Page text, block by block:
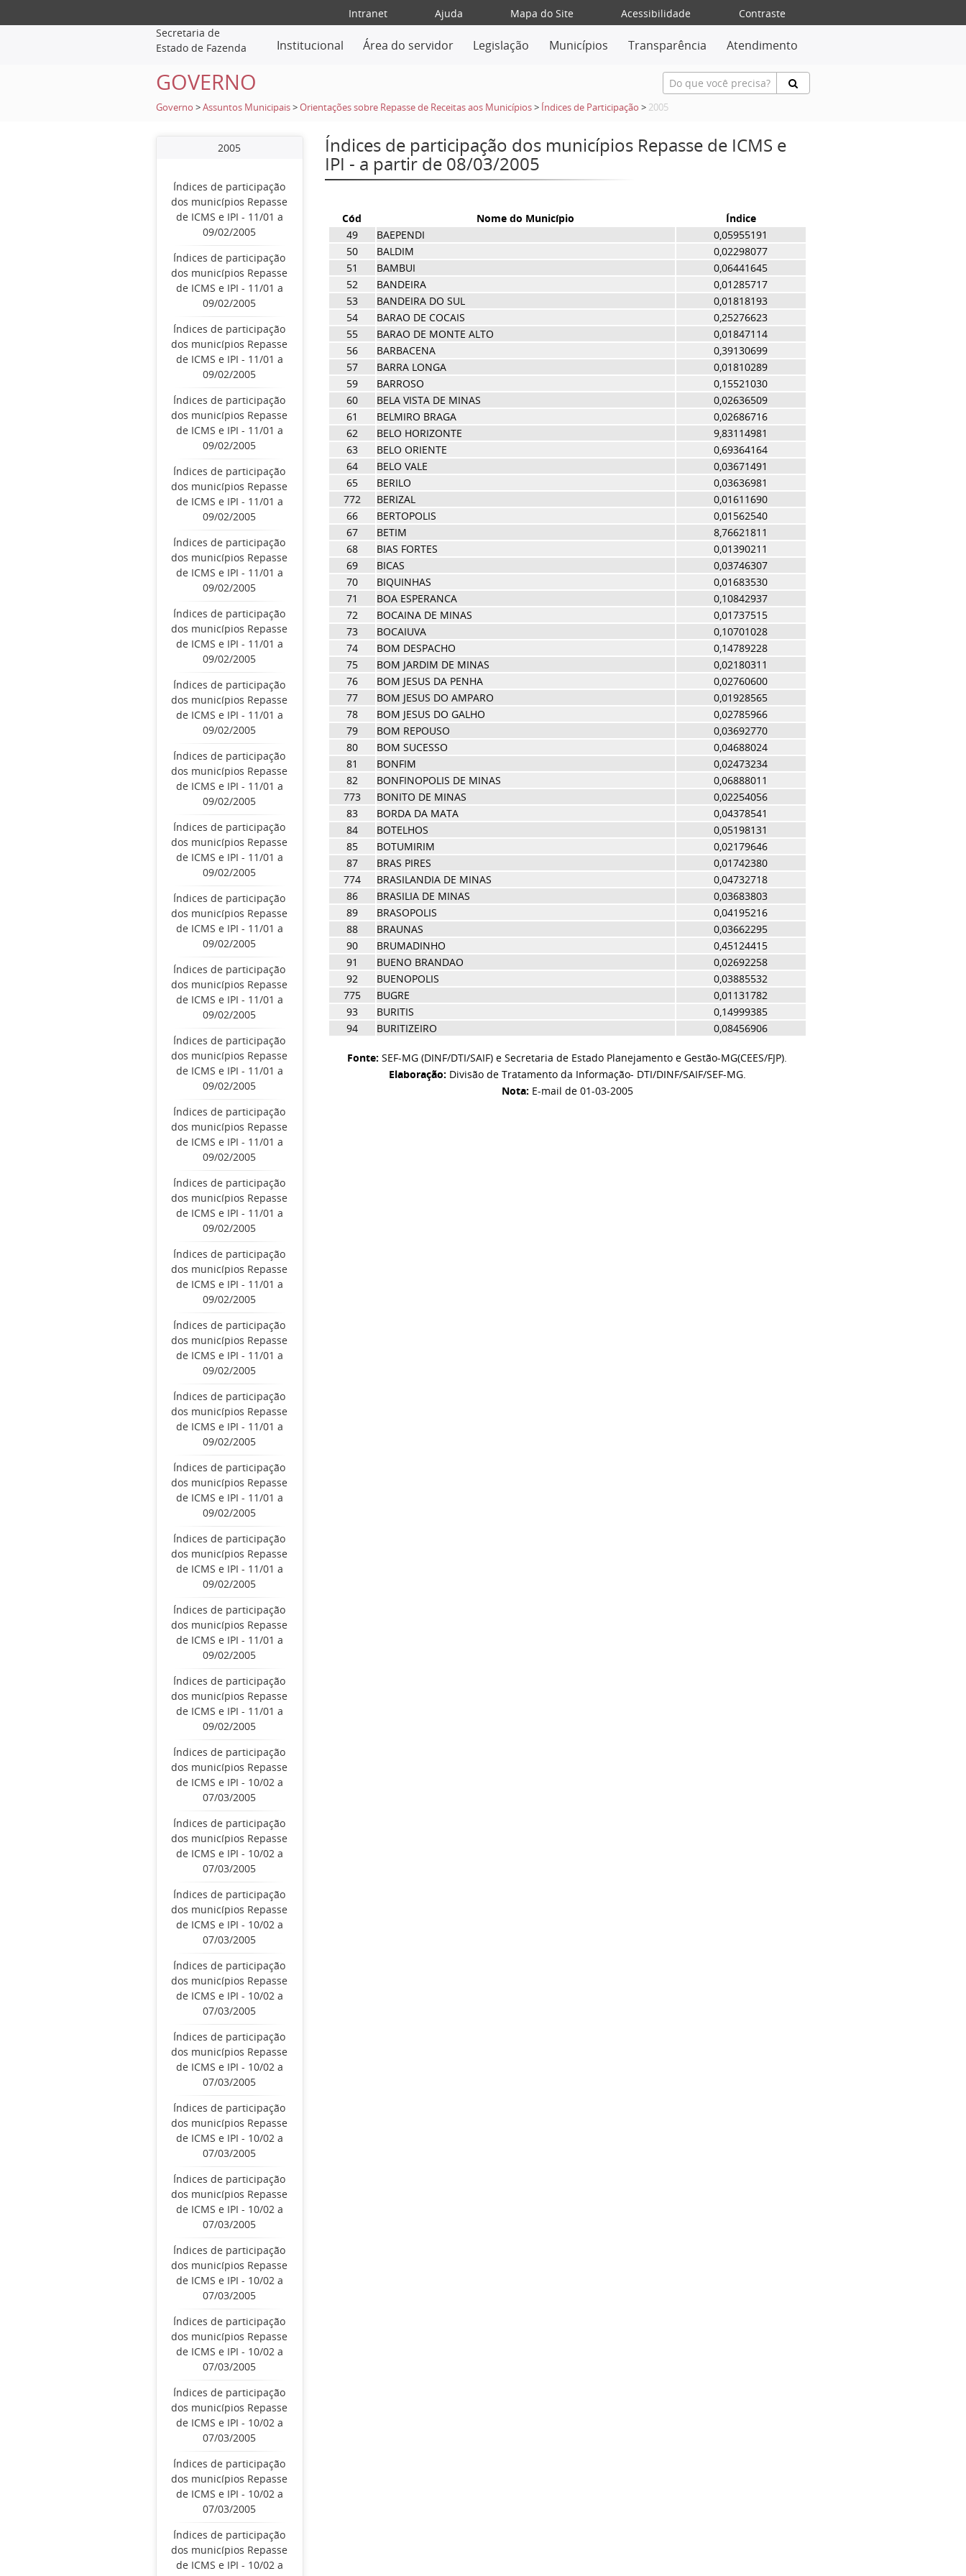
Intranet Ajuda Mapa do Site Acessibilidade
Contraste
Secretaria de
Estado de Fazenda
Institucional Área do servidor Legislação Municípios Transparência Atendimento
GOVERNO
Governo >Assuntos Municipais >Orientações sobre Repasse de Receitas aos Municípios > Índices de Participação > 2005
2005
Índices de participação
dos municípios Repasse
de ICMS e IPI - 11/01 a
09/02/2005
Índices de participação
dos municípios Repasse
de ICMS e IPI - 11/01 a
09/02/2005
Índices de participação
dos municípios Repasse
de ICMS e IPI - 11/01 a
09/02/2005
Índices de participação
dos municípios Repasse
de ICMS e IPI - 11/01 a
09/02/2005
Índices de participação
dos municípios Repasse
de ICMS e IPI - 11/01 a
09/02/2005
Índices de participação
dos municípios Repasse
de ICMS e IPI - 11/01 a
09/02/2005
Índices de participação
dos municípios Repasse
de ICMS e IPI - 11/01 a
09/02/2005
Índices de participação
dos municípios Repasse
de ICMS e IPI - 11/01 a
09/02/2005
Índices de participação
dos municípios Repasse
de ICMS e IPI - 11/01 a
09/02/2005
Índices de participação
dos municípios Repasse
de ICMS e IPI - 11/01 a
09/02/2005
Índices de participação
dos municípios Repasse
de ICMS e IPI - 11/01 a
09/02/2005
Índices de participação
dos municípios Repasse
de ICMS e IPI - 11/01 a
09/02/2005
Índices de participação
dos municípios Repasse
de ICMS e IPI - 11/01 a
09/02/2005
Índices de participação
dos municípios Repasse
de ICMS e IPI - 11/01 a
09/02/2005
Índices de participação
dos municípios Repasse
de ICMS e IPI - 11/01 a
09/02/2005
Índices de participação
dos municípios Repasse
de ICMS e IPI - 11/01 a
09/02/2005
Índices de participação
dos municípios Repasse
de ICMS e IPI - 11/01 a
09/02/2005
Índices de participação
dos municípios Repasse
de ICMS e IPI - 11/01 a
09/02/2005
Índices de participação
dos municípios Repasse
de ICMS e IPI - 11/01 a
09/02/2005
Índices de participação
dos municípios Repasse
de ICMS e IPI - 11/01 a
09/02/2005
Índices de participação
dos municípios Repasse
de ICMS e IPI - 11/01 a
09/02/2005
Índices de participação
dos municípios Repasse
de ICMS e IPI - 11/01 a
09/02/2005
Índices de participação
dos municípios Repasse
de ICMS e IPI - 10/02 a
07/03/2005
Índices de participação
dos municípios Repasse
de ICMS e IPI - 10/02 a
07/03/2005
Índices de participação
dos municípios Repasse
de ICMS e IPI - 10/02 a
07/03/2005
Índices de participação
dos municípios Repasse
de ICMS e IPI - 10/02 a
07/03/2005
Índices de participação
dos municípios Repasse
de ICMS e IPI - 10/02 a
07/03/2005
Índices de participação
dos municípios Repasse
de ICMS e IPI - 10/02 a
07/03/2005
Índices de participação
dos municípios Repasse
de ICMS e IPI - 10/02 a
07/03/2005
Índices de participação
dos municípios Repasse
de ICMS e IPI - 10/02 a
07/03/2005
Índices de participação
dos municípios Repasse
de ICMS e IPI - 10/02 a
07/03/2005
Índices de participação
dos municípios Repasse
de ICMS e IPI - 10/02 a
07/03/2005
Índices de participação
dos municípios Repasse
de ICMS e IPI - 10/02 a
07/03/2005
Índices de participação
dos municípios Repasse
de ICMS e IPI - 10/02 a
Índices de participação dos municípios Repasse de ICMS e
IPI - a partir de 08/03/2005
Cód Nome do Município
Índice
49
BAEPENDI
0,05955191
50
BALDIM
0,02298077
51
BAMBUI
0,06441645
52
BANDEIRA
0,01285717
53
BANDEIRA DO SUL
0,01818193
54
BARAO DE COCAIS
0,25276623
55
BARAO DE MONTE ALTO
0,01847114
56
BARBACENA
0,39130699
57
BARRA LONGA
0,01810289
59
BARROSO
0,15521030
60
BELA VISTA DE MINAS
0,02636509
61
BELMIRO BRAGA
0,02686716
62
BELO HORIZONTE
9,83114981
63
BELO ORIENTE
0,69364164
64
BELO VALE
0,03671491
65
BERILO
0,03636981
772
BERIZAL
0,01611690
66
BERTOPOLIS
0,01562540
67
BETIM
8,76621811
68
BIAS FORTES
0,01390211
69
BICAS
0,03746307
70
BIQUINHAS
0,01683530
71
BOA ESPERANCA
0,10842937
72
BOCAINA DE MINAS
0,01737515
73
BOCAIUVA
0,10701028
74
BOM DESPACHO
0,14789228
75
BOM JARDIM DE MINAS
0,02180311
76
BOM JESUS DA PENHA
0,02760600
77
BOM JESUS DO AMPARO
0,01928565
78
BOM JESUS DO GALHO
0,02785966
79
BOM REPOUSO
0,03692770
80
BOM SUCESSO
0,04688024
81
BONFIM
0,02473234
82
BONFINOPOLIS DE MINAS
0,06888011
773
BONITO DE MINAS
0,02254056
83
BORDA DA MATA
0,04378541
84
BOTELHOS
0,05198131
85
BOTUMIRIM
0,02179646
87
BRAS PIRES
0,01742380
774
BRASILANDIA DE MINAS
0,04732718
86
BRASILIA DE MINAS
0,03683803
89
BRASOPOLIS
0,04195216
88
BRAUNAS
0,03662295
90
BRUMADINHO
0,45124415
91
BUENO BRANDAO
0,02692258
92
BUENOPOLIS
0,03885532
775
BUGRE
0,01131782
93
BURITIS
0,14999385
94
BURITIZEIRO 0,08456906
Fonte: SEF-MG (DINF/DTI/SAIF) e Secretaria de Estado Planejamento e Gestão-MG(CEES/FJP).
Elaboração: Divisão de Tratamento da Informação- DTI/DINF/SAIF/SEF-MG.
Nota: E-mail de 01-03-2005